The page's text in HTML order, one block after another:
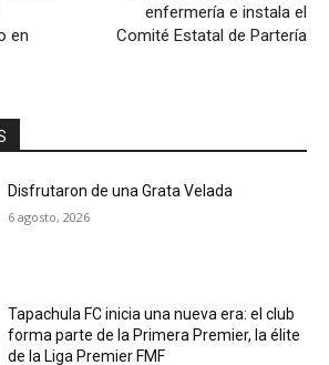
en
enfermería e instala el
Comité Estatal de Partería
Disfrutaron de una Grata Velada
6 agosto, 2026
Tapachula FC inicia una nueva era: el club
forma parte de la Primera Premier, la élite
de la Liga Premier FMF